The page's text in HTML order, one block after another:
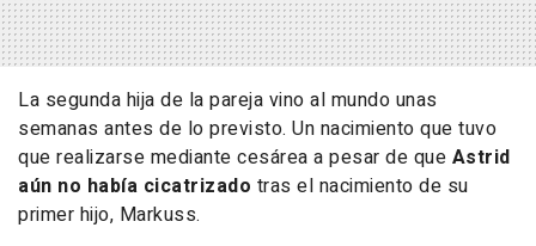
La segunda hija de la pareja vino al mundo unas
semanas antes de lo previsto. Un nacimiento que tuvo
que realizarse mediante cesárea a pesar de que Astrid
aún no había cicatrizado tras el nacimiento de su
primer hijo, Markuss.